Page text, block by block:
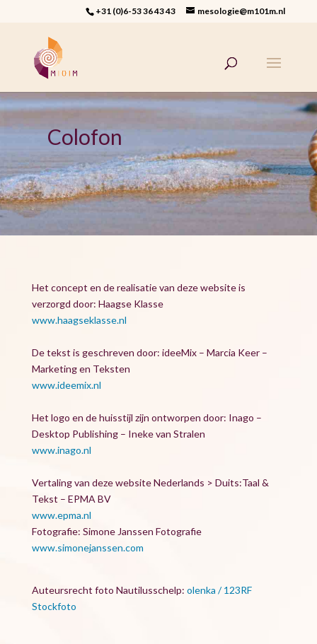
+31 (0)6-53 36 43 43 mesologie@m101m.nl
Colofon
Het concept en de realisatie van deze website is
verzorgd door: Haagse Klasse
www.haagseklasse.nl
De tekst is geschreven door: ideeMix – Marcia Keer –
Marketing en Teksten
www.ideemix.nl
Het logo en de huisstijl zijn ontworpen door: Inago –
Desktop Publishing – Ineke van Stralen
www.inago.nl
Vertaling van deze website Nederlands > Duits:Taal &
Tekst – EPMA BV
www.epma.nl
Fotografie: Simone Janssen Fotografie
www.simonejanssen.com
Auteursrecht foto Nautilusschelp: olenka / 123RF
Stockfoto